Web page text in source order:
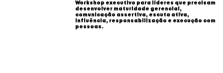
Workshop executivo para líderes que precisam
desenvolver maturidade gerencial,
comunicação assertiva, escuta ativa,
influência, responsabilização e execução com
pessoas.